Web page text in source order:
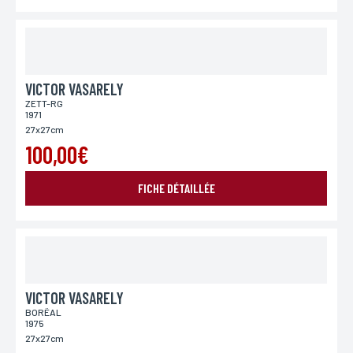
ENVOYER MA DEMANDE
VICTOR VASARELY
ZETT-RG
1971
27x27cm
100,00€
FICHE DÉTAILLÉE
VICTOR VASARELY
BORËAL
1975
27x27cm